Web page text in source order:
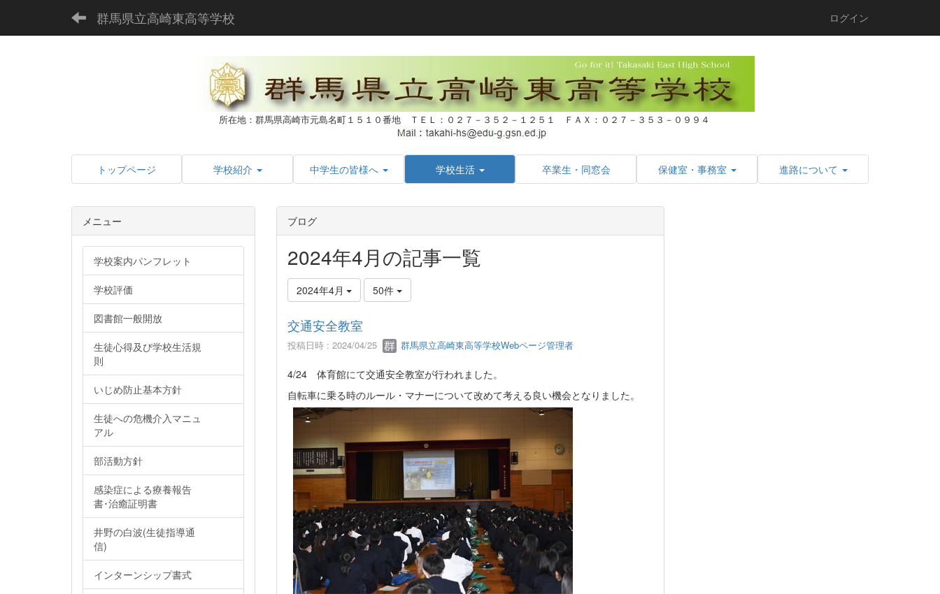
群馬県立高崎東高等学校 ログイン
所在地：群馬県高崎市元島名町１５１０番地 ＴＥＬ：０２７－３５２－１２５１ ＦＡＸ：０２７－３５３－０９９４
トップページ 学校紹介 中学生の皆様へ 学校生活 卒業生・同窓会 保健室・事務室 進路について
ブログ
2024年4月の記事一覧
2024年4月 50件
交通安全教室
投稿日時 : 2024/04/25 群馬県立高崎東高等学校Webページ管理者
4/24 体育館にて交通安全教室が行われました。
自転車に乗る時のルール・マナーについて改めて考える良い機会となりました。
メニュー
学校案内パンフレット
学校評価
図書館一般開放
生徒心得及び学校生活規
則
いじめ防止基本方針
生徒への危機介入マニュ
アル
部活動方針
感染症による療養報告
書･治癒証明書
井野の白波(生徒指導通
信)
インターンシップ書式